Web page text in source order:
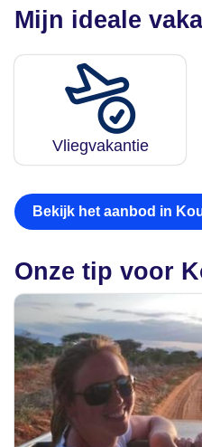
Mijn ideale
Vliegvakantie
Bekijk het aanbod in
Onze tip voor